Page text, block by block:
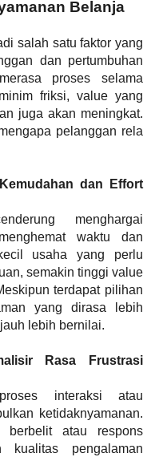
Belanja
salah satu faktor yang
dan pertumbuhan
proses selama
friksi, value yang
juga akan meningkat.
pelanggan rela
dan Effort
menghargai
waktu dan
usaha yang perlu
semakin tinggi value
terdapat pilihan
yang dirasa lebih
lebih bernilai.
Rasa Frustrasi
interaksi atau
ketidaknyamanan.
berbelit atau respons
kualitas pengalaman